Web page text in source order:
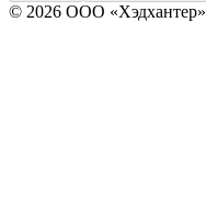
© 2026 ООО «Хэдхантер»